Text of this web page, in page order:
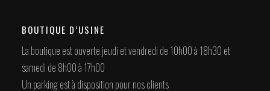
BOUTIQUE D’USINE
La boutique est ouverte jeudi et vendredi de 10h00 à 18h30 et
samedi de 8h00 à 17h00
Un parking est à disposition pour nos clients